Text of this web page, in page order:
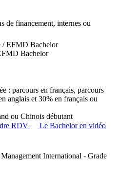
de financement, internes ou
/ EFMD Bachelor
Bachelor
: parcours en français, parcours
anglais et 30% en français ou
ou Chinois débutant
RDV Le Bachelor en vidéo
International - Grade